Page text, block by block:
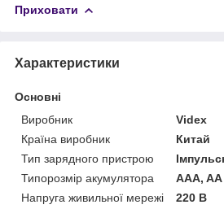
Приховати
Характеристики
Основні
Виробник
Videx
Країна виробник
Китай
Тип зарядного пристрою
Типорозмір акумулятора
AAA, AA
Напруга живильної мережі
220 В